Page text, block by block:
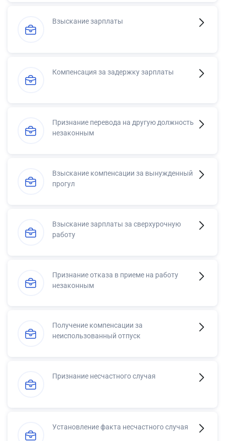
Взыскание зарплаты
Компенсация за задержку зарплаты
Признание перевода на другую должность
незаконным
Взыскание компенсации за вынужденный
прогул
Взыскание зарплаты за сверхурочную
работу
Признание отказа в приеме на работу
незаконным
Получение компенсации за
неиспользованный отпуск
Признание несчастного случая
Установление факта несчастного случая